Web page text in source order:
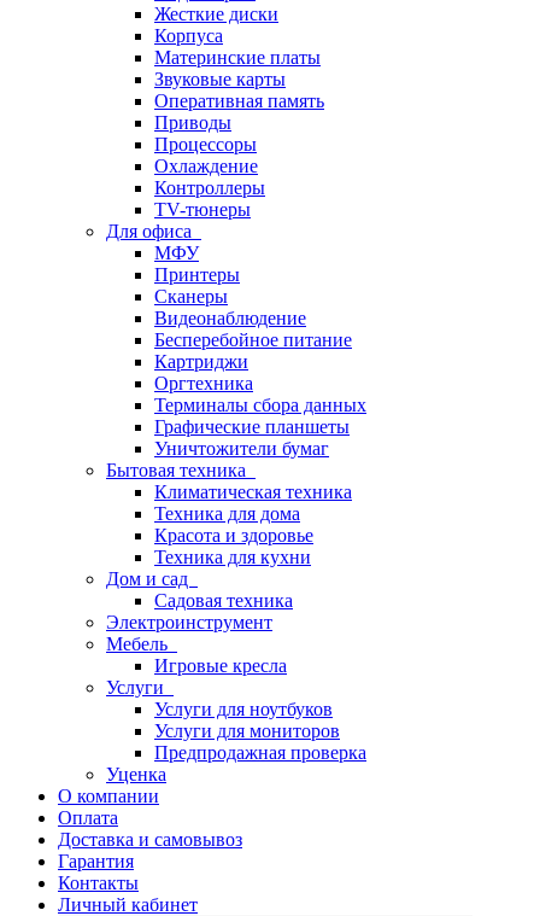
Жесткие диски
Корпуса
Материнские платы
Звуковые карты
Оперативная память
Приводы
Процессоры
Охлаждение
Контроллеры
TV-тюнеры
Для офиса
МФУ
Принтеры
Сканеры
Видеонаблюдение
Бесперебойное питание
Картриджи
Оргтехника
Терминалы сбора данных
Графические планшеты
Уничтожители бумаг
Бытовая техника
Климатическая техника
Техника для дома
Красота и здоровье
Техника для кухни
Дом и сад
Садовая техника
Электроинструмент
Мебель
Игровые кресла
Услуги
Услуги для ноутбуков
Услуги для мониторов
Предпродажная проверка
Уценка
О компании
Оплата
Доставка и самовывоз
Гарантия
Контакты
Личный кабинет